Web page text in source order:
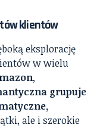
klientów
eksplorację
w wielu
,
grupuje
ale i szerokie